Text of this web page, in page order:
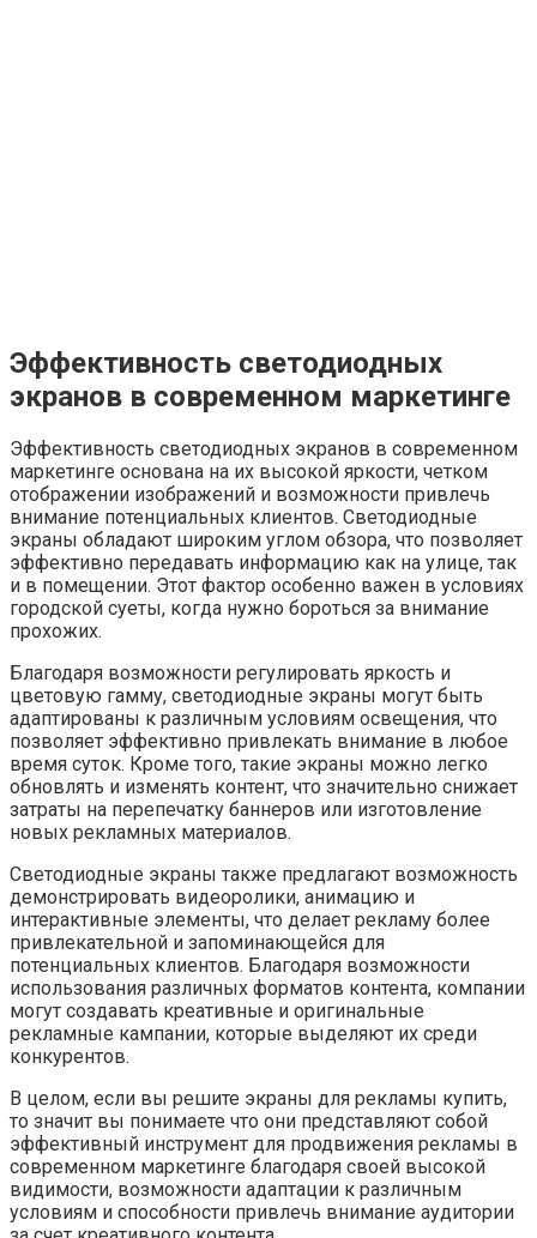
Эффективность светодиодных
экранов в современном маркетинге
Эффективность светодиодных экранов в современном
маркетинге основана на их высокой яркости, четком
отображении изображений и возможности привлечь
внимание потенциальных клиентов. Светодиодные
экраны обладают широким углом обзора, что позволяет
эффективно передавать информацию как на улице, так
и в помещении. Этот фактор особенно важен в условиях
городской суеты, когда нужно бороться за внимание
прохожих.
Благодаря возможности регулировать яркость и
цветовую гамму, светодиодные экраны могут быть
адаптированы к различным условиям освещения, что
позволяет эффективно привлекать внимание в любое
время суток. Кроме того, такие экраны можно легко
обновлять и изменять контент, что значительно снижает
затраты на перепечатку баннеров или изготовление
новых рекламных материалов.
Светодиодные экраны также предлагают возможность
демонстрировать видеоролики, анимацию и
интерактивные элементы, что делает рекламу более
привлекательной и запоминающейся для
потенциальных клиентов. Благодаря возможности
использования различных форматов контента, компании
могут создавать креативные и оригинальные
рекламные кампании, которые выделяют их среди
конкурентов.
В целом, если вы решите экраны для рекламы купить,
то значит вы понимаете что они представляют собой
эффективный инструмент для продвижения рекламы в
современном маркетинге благодаря своей высокой
видимости, возможности адаптации к различным
условиям и способности привлечь внимание аудитории